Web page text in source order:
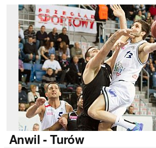
Anwil - Turów